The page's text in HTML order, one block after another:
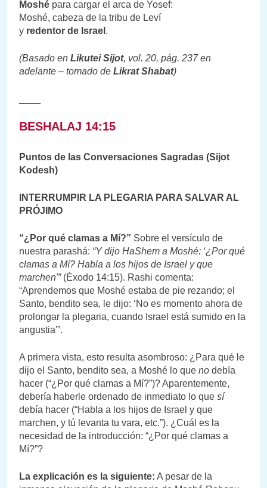
Moshé para cargar el arca de Yosef:
Moshé, cabeza de la tribu de Leví
y redentor de Israel .
(Basado en Likutei Sijot, vol. 20, pág. 237 en
adelante – tomado de Likrat Shabat)
BESHALAJ 14:15
Puntos de las Conversaciones Sagradas (Sijot
Kodesh)
INTERRUMPIR LA PLEGARIA PARA SALVAR AL
PRÓJIMO
“¿Por qué clamas a Mí?” Sobre el versículo de
nuestra parashá: “Y dijo HaShem a Moshé: ‘¿Por qué
clamas a Mí? Habla a los hijos de Israel y que
marchen'”(Éxodo 14:15). Rashi comenta:
“Aprendemos que Moshé estaba de pie rezando; el
Santo, bendito sea, le dijo: ‘No es momento ahora de
prolongar la plegaria, cuando Israel está sumido en la
angustia'”.
A primera vista, esto resulta asombroso: ¿Para qué le
dijo el Santo, bendito sea, a Moshé lo que no debía
hacer (“¿Por qué clamas a Mí?”)? Aparentemente,
debería haberle ordenado de inmediato lo que sí
debía hacer (“Habla a los hijos de Israel y que
marchen, y tú levanta tu vara, etc.”). ¿Cuál es la
necesidad de la introducción: “¿Por qué clamas a
Mí?”?
La explicación es la siguiente: A pesar de la